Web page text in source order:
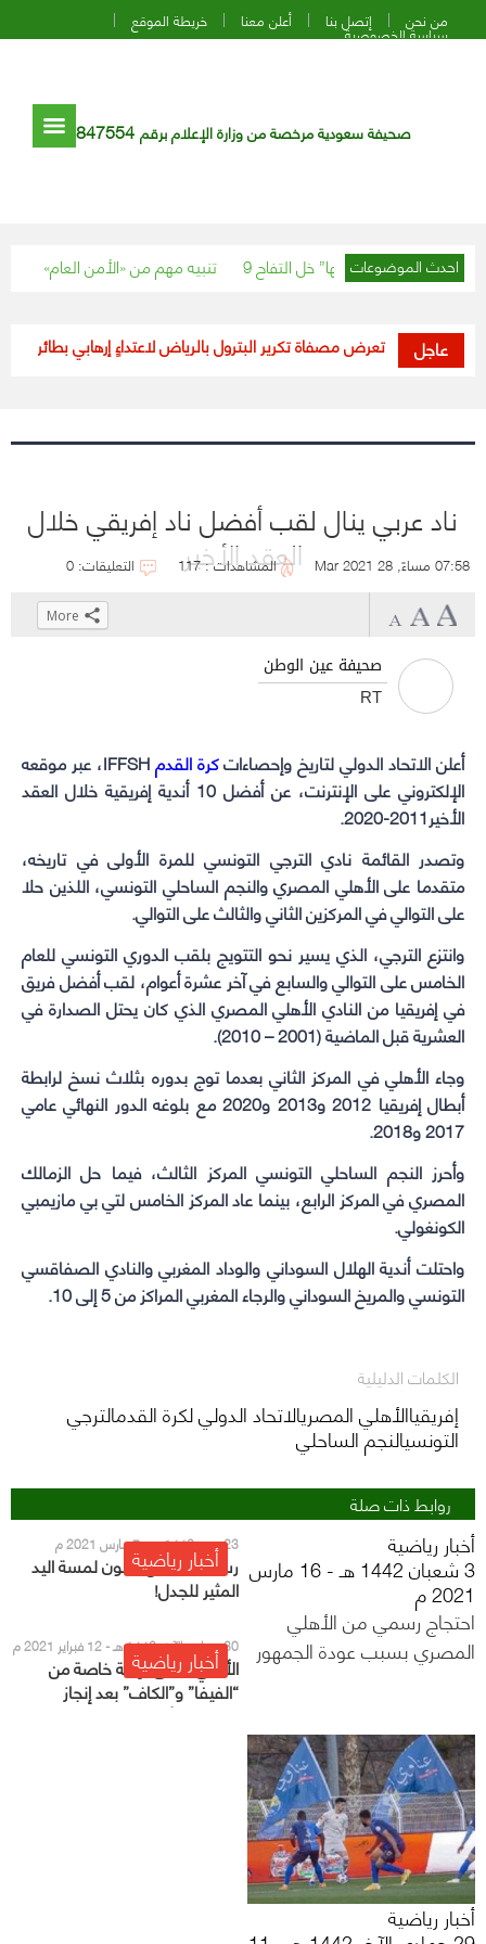
من نحن إتصل بنا أعلن معنا خريطة الموقع
سياسة الخصوصية
صحيفة سعودية مرخصة من وزارة الإعلام برقم 847554
احدث الموضوعات تنبيه مهم من «الأمن العام» بشأن
عاجل
«الطاقة»: تعرض مصفاة تكرير البترول بالرياض لاعتداءٍ إرهابي بطائراتٍ مُسيّرة
ناد عربي ينال لقب أفضل ناد إفريقي خلال
العقد الأخير 07:58 مساءً, 28 Mar 2021 المشاهدات : 117 التعليقات: 0
صحيفة عين الوطن
RT
أعلن الاتحاد الدولي لتاريخ وإحصاءاتكرة القدم
IFFSH، عبر موقعه
الإلكتروني على الإنترنت، عن أفضل 10 أندية إفريقية خلال العقد
الأخير2011-2020.
وتصدر القائمة ناديالترجي التونسي للمرة الأولى في تاريخه،
متقدما علىالأهلي المصريوالنجم الساحلي التونسي، اللذين حلا
على التوالي في المركزين الثاني والثالث على التوالي.
وانتزع الترجي، الذي يسير نحو التتويج بلقب الدوري التونسي للعام
الخامس على التوالي والسابع في آخر عشرة أعوام، لقب أفضل فريق
في إفريقيا من النادي الأهلي المصري الذي كان يحتل الصدارة في
العشرية قبل الماضية (2001 – 2010).
وجاء الأهلي في المركز الثاني بعدما توج بدوره بثلاث نسخ لرابطة
أبطال إفريقيا 2012 و2013 و2020 مع بلوغه الدور النهائي عامي
2017 و2018.
وأحرز النجم الساحلي التونسي المركز الثالث، فيما حل الزمالك
المصري في المركز الرابع، بينما عاد المركز الخامس لتي بي مازيمبي
الكونغولي.
واحتلت أندية الهلال السوداني والوداد المغربي والنادي الصفاقسي
التونسي والمريخ السوداني والرجاء المغربي المراكز من 5 إلى 10.
(Opens
in
window)
(Opens
in
window)
(Opens
in
window)
Click
(Opens
in
window)
More
الكلمات الدليلية
إفريقياالأهلي المصريالاتحاد الدولي لكرة القدمالترجي
التونسيالنجم الساحلي
روابط ذات صلة
أخبار رياضية
3 شعبان 1442 هـ - 16 مارس
2021 م
احتجاج رسمي من الأهلي
المصري بسبب عودة الجمهور
أخبار رياضية23 رجب 1442 هـ - 7 مارس 2021 م
رسميًا.. تعديل قانون لمسة اليد
المثير للجدل!
أخبار رياضية30 جمادى الآخر 1442 هـ - 12 فبراير 2021 م
الأهلي يتلقى تهنئة خاصة من
“الفيفا” و”الكاف” بعد إنجاز
مونديال الأندية
أخبار رياضية